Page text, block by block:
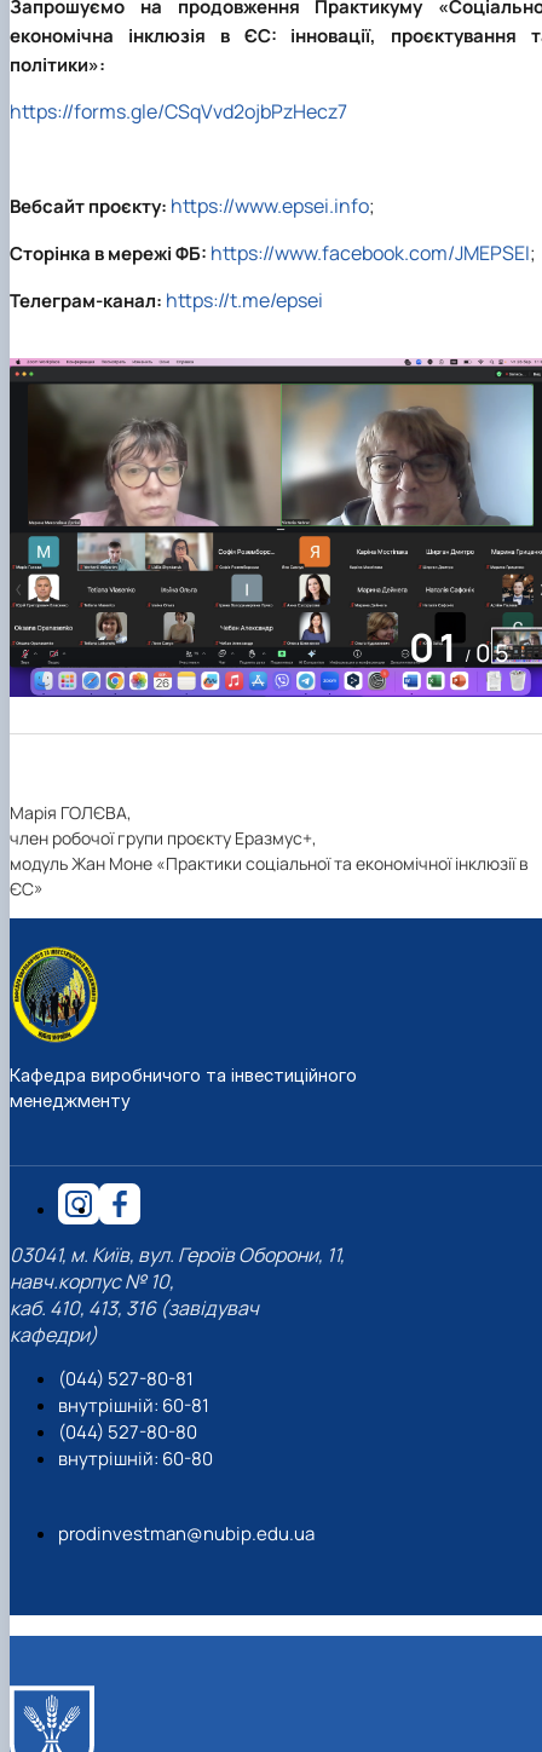
Запрошуємо на продовження Практикуму
економічна інклюзія в ЄС: інновації, проєктування
політики»:
https://forms.gle/CSqVvd2ojbPzHecz7
Вебсайт проєкту: https://www.epsei.info;
Сторінка в мережі ФБ: https://www.facebook.com/JMEPSEI;
Телеграм-канал: https://t.me/epsei
02 / 05
Марія ГОЛЄВА,
член робочої групи проєкту Еразмус+,
модуль Жан Моне «Практики соціальної та економічної інклюзії в
ЄС»
Кафедра виробничого та інвестиційного
менеджменту
03041, м. Київ, вул. Героїв Оборони, 11,
навч.корпус № 10,
каб. 410, 413, 316 (завідувач
кафедри)
(044) 527-80-81
внутрішній: 60-81
(044) 527-80-80
внутрішній: 60-80
prodinvestman@nubip.edu.ua